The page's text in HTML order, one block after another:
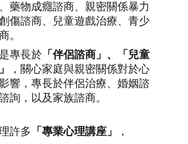
藥物成癮諮商、親密關係暴力
傷諮商、兒童遊戲治療、青少
。
專長於 「伴侶諮商」、「兒童
，關心家庭與親密關係對於心
響，專長於伴侶治療、婚姻諮
詢，以及家族諮商。
許多 「專業心理講座」
，